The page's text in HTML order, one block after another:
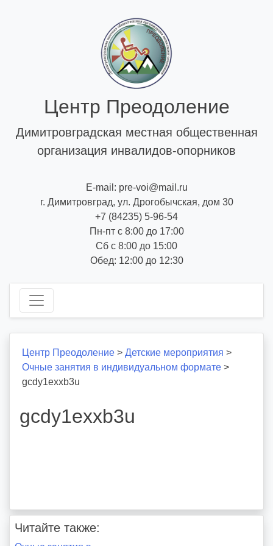
Центр Преодоление
Димитровградская местная общественная
организация инвалидов-опорников
E-mail: pre-voi@mail.ru
г. Димитровград, ул. Дрогобычская, дом 30
+7 (84235) 5-96-54
Пн-пт с 8:00 до 17:00
Сб с 8:00 до 15:00
Обед: 12:00 до 12:30
Центр Преодоление > Детские мероприятия >
Очные занятия в индивидуальном формате >
gcdy1exxb3u
gcdy1exxb3u
Читайте также: